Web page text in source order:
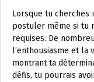
Lorsque tu cherches
postuler même si tu
requises. De
l’enthousiasme et la
montrant ta
défis, tu pourrais